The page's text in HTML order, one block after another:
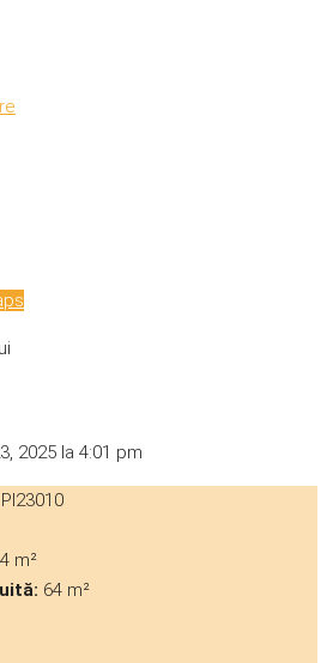
2025 la 4:01 pm
PI23010
m²
64 m²